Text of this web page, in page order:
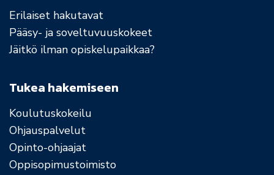
Erilaiset hakutavat
Pääsy- ja soveltuvuuskokeet
Jäitkö ilman opiskelupaikkaa?
Tukea hakemiseen
Koulutuskokeilu
Ohjauspalvelut
Opinto-ohjaajat
Oppisopimustoimisto